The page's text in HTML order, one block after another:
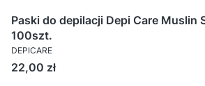
Paski do depilacji Depi Care Muslin
100szt.
DEPICARE
Cena
22,00 zł